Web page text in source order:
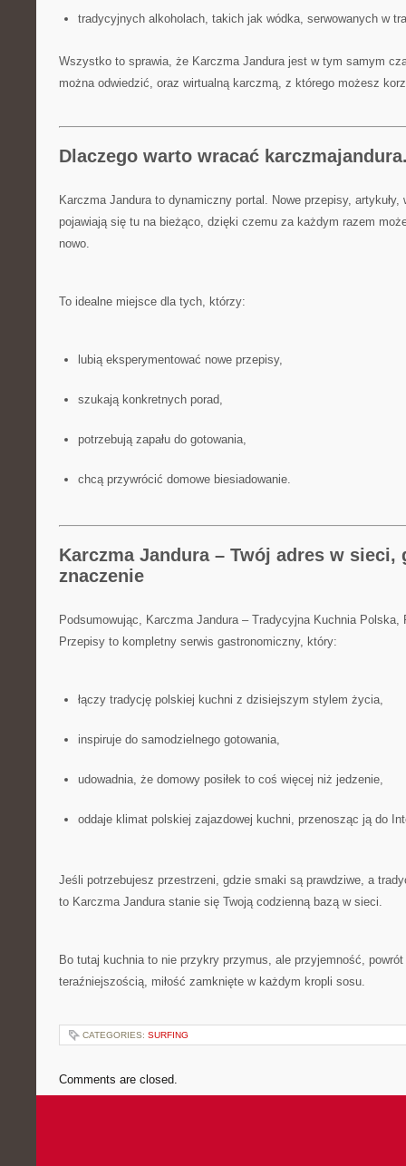
tradycyjnych alkoholach, takich jak wódka, serwowanych w
Wszystko to sprawia, że Karczma Jandura jest w tym samym
można odwiedzić, oraz wirtualną karczmą, z którego możesz
Dlaczego warto wracać
Karczma Jandura to dynamiczny portal. Nowe przepisy, artykuły,
pojawiają się tu na bieżąco, dzięki czemu za każdym razem
nowo.
To idealne miejsce dla tych, którzy:
lubią eksperymentować nowe przepisy,
szukają konkretnych porad,
potrzebują zapału do gotowania,
chcą przywrócić domowe biesiadowanie.
Karczma Jandura – Twój adres w sieci,
znaczenie
Podsumowując, Karczma Jandura – Tradycyjna Kuchnia Polska,
Przepisy to kompletny serwis gastronomiczny, który:
łączy tradycję polskiej kuchni z dzisiejszym stylem życia,
inspiruje do samodzielnego gotowania,
udowadnia, że domowy posiłek to coś więcej niż jedzenie,
oddaje klimat polskiej zajazdowej kuchni, przenosząc ją do
Jeśli potrzebujesz przestrzeni, gdzie smaki są prawdziwe, a
to Karczma Jandura stanie się Twoją codzienną bazą w sieci.
Bo tutaj kuchnia to nie przykry przymus, ale przyjemność,
teraźniejszością, miłość zamknięte w każdym kropli sosu.
CATEGORIES: SURFING
Comments are closed.